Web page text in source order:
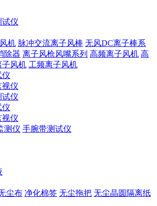
试仪
机 脉冲交流离子风棒 无风DC离子棒系
除器 离子风枪风嘴系列 高频离子风机 高
子风机 工频离子风机
仪
视仪
试仪
仪
视仪
测仪 手腕带测试仪
尘布 净化棉签 无尘拖把 无尘晶圆隔离纸